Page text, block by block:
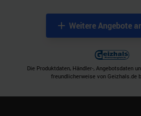
Weitere Angebote
Die Produktdaten, Händler-, Angebotsdaten
freundlicherweise von Geizhals.de